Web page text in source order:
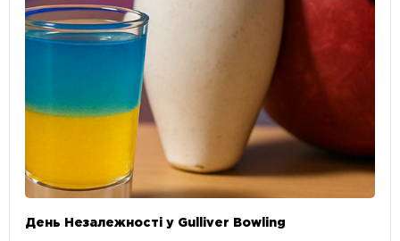
День Незалежності у Gulliver Bowling